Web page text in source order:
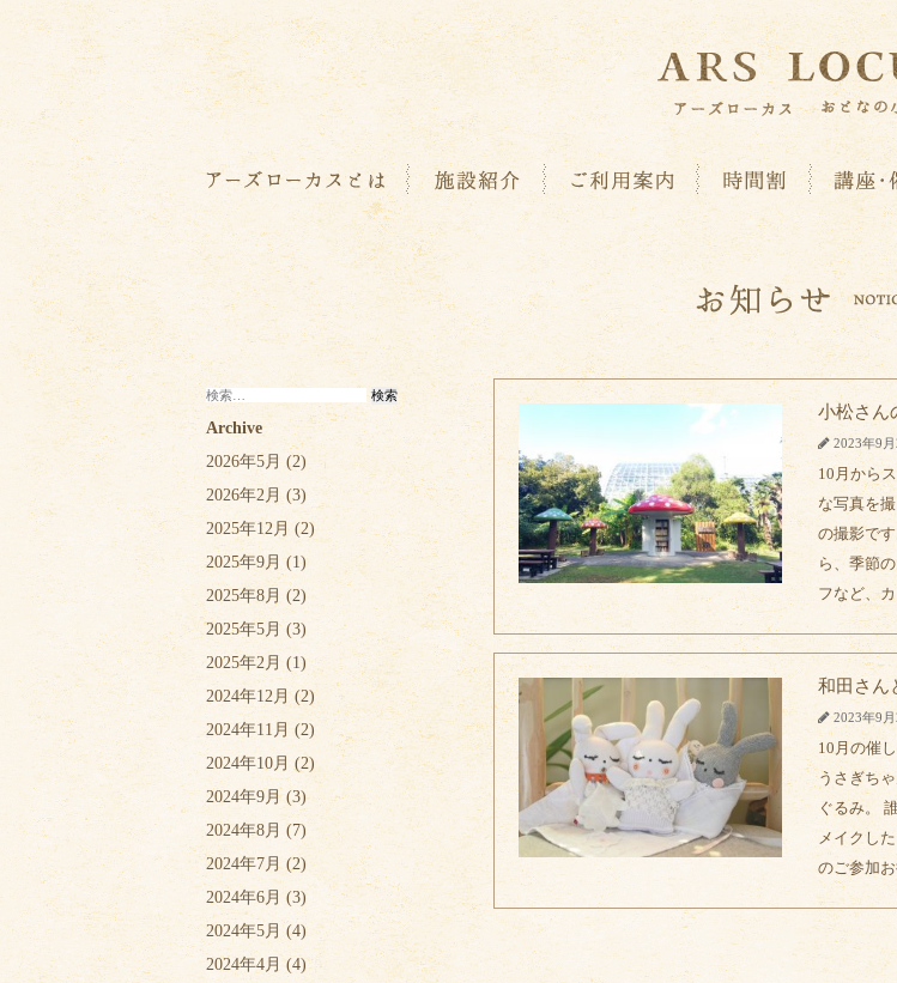
小松さん
2023年9月
10月から
な写真を
の撮影で
ら、季節
フなど、
和田さん
2023年9月
10月の催
うさぎち
ぐるみ。
メイクし
のご参加
検
索:
Archive
2026年5月 (2)
2026年2月 (3)
2025年12月 (2)
2025年9月 (1)
2025年8月 (2)
2025年5月 (3)
2025年2月 (1)
2024年12月 (2)
2024年11月 (2)
2024年10月 (2)
2024年9月 (3)
2024年8月 (7)
2024年7月 (2)
2024年6月 (3)
2024年5月 (4)
2024年4月 (4)